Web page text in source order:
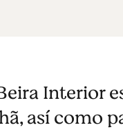
Interior
así como